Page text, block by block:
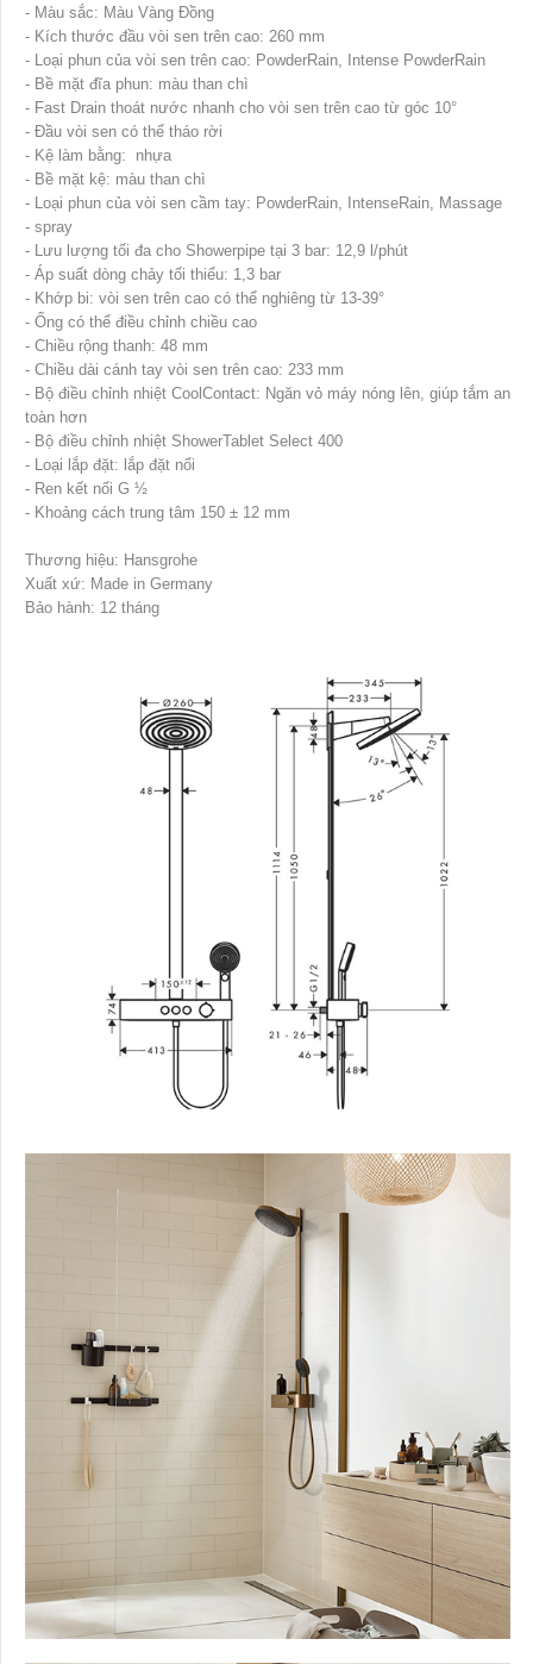
- Màu sắc: Màu Vàng Đồng
- Kích thước đầu vòi sen trên cao: 260 mm
- Loại phun của vòi sen trên cao: PowderRain, Intense PowderRain
- Bề mặt đĩa phun: màu than chì
- Fast Drain thoát nước nhanh cho vòi sen trên cao từ góc 10°
- Đầu vòi sen có thể tháo rời
- Kệ làm bằng: nhựa
- Bề mặt kệ: màu than chì
- Loại phun của vòi sen cầm tay: PowderRain, IntenseRain, Massage
- spray
- Lưu lượng tối đa cho Showerpipe tại 3 bar: 12,9 l/phút
- Áp suất dòng chảy tối thiểu: 1,3 bar
- Khớp bi: vòi sen trên cao có thể nghiêng từ 13-39°
- Ống có thể điều chỉnh chiều cao
- Chiều rộng thanh: 48 mm
- Chiều dài cánh tay vòi sen trên cao: 233 mm
- Bộ điều chỉnh nhiệt CoolContact: Ngăn vỏ máy nóng lên, giúp tắm an
toàn hơn
- Bộ điều chỉnh nhiệt ShowerTablet Select 400
- Loại lắp đặt: lắp đặt nổi
- Ren kết nối G ½
- Khoảng cách trung tâm 150 ± 12 mm
Thương hiệu: Hansgrohe
Xuất xứ: Made in Germany
Bảo hành: 12 tháng